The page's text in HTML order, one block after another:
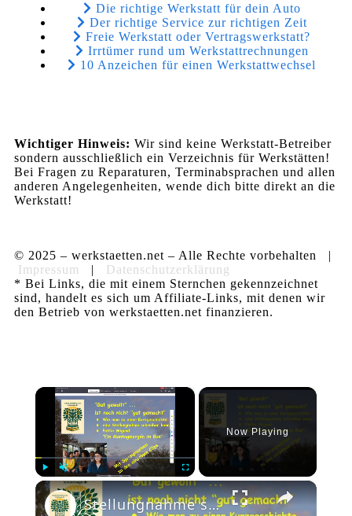
Die richtige Werkstatt für dein Auto
Der richtige Service zur richtigen Zeit
Freie Werkstatt oder Vertragswerkstatt?
Irrtümer rund um Werkstattrechnungen
10 Anzeichen für einen Werkstattwechsel
Wichtiger Hinweis: Wir sind keine Werkstatt-Betreiber
sondern ausschließlich ein Verzeichnis für Werkstätten!
Bei Fragen zu Reparaturen, Terminabsprachen und allen
anderen Angelegenheiten, wende dich bitte direkt an die
Werkstatt!
© 2025 – werkstaetten.net – Alle Rechte vorbehalten |
Impressum
| Datenschutzerklärung
* Bei Links, die mit einem Sternchen gekennzeichnet
sind, handelt es sich um Affiliate-Links, mit denen wir
den Betrieb von werkstaetten.net finanzieren.
×
Play Unmute Fullscreen
Now Playing
×
Stellungnahme schreiben: z.B. Pattie Wigand, Montagmorgen ... - "Gut gewollt" - auch "gut gemacht"?